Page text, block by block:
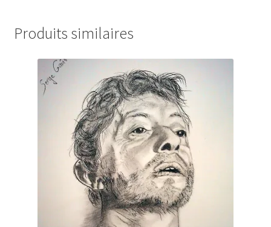
Produits similaires